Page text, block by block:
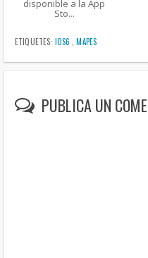
disponible a la App
Sto...
ETIQUETES: IOS6,MAPES
PUBLICA UN